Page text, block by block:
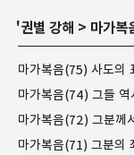
'권별 강해 > 마가복
마가복음(75) 사도
마가복음(74) 그들
마가복음(72) 그분께
마가복음(71) 그분의